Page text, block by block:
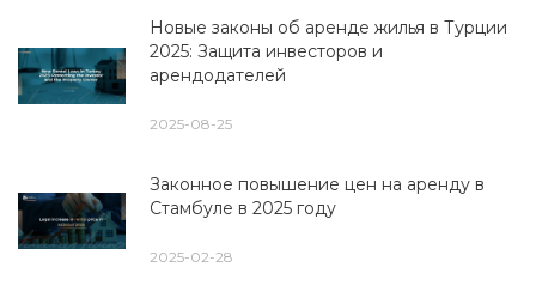
Новые законы об аренде жилья в Турции
2025: Защита инвесторов и
арендодателей
2025-08-25
Законное повышение цен на аренду в
Стамбуле в 2025 году
2025-02-28